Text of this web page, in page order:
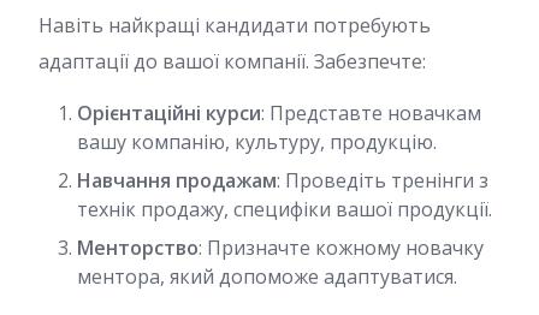
Навіть найкращі кандидати потребують
адаптації до вашої компанії. Забезпечте:
Орієнтаційні курси: Представте новачкам
вашу компанію, культуру, продукцію.
Навчання продажам: Проведіть тренінги з
технік продажу, специфіки вашої продукції.
Менторство: Призначте кожному новачку
ментора, який допоможе адаптуватися.